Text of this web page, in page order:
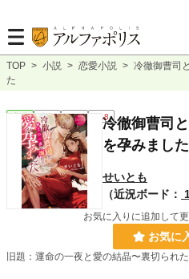
TOP > 小説 > 恋愛小説 > 冷徹御曹司
た
恋愛 完結 長編 R18冷徹御曹司
を孕みました
せいとも
（近況ボード：
お気に入りに追加して
お気に
旧題：運命の一夜と愛の結晶〜裏切られ